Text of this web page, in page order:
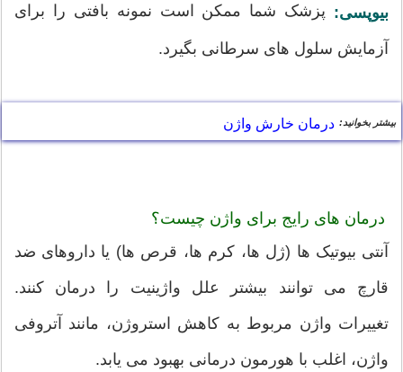
بیوپسی: پزشک شما ممکن است نمونه بافتی را برای
آزمایش سلول های سرطانی بگیرد.
بیشتر بخوانید: درمان خارش واژن
درمان های رایج برای واژن چیست؟
آنتی بیوتیک ها (ژل ها، کرم ها، قرص ها) یا داروهای ضد
قارچ می توانند بیشتر علل واژینیت را درمان کنند.
تغییرات واژن مربوط به کاهش استروژن، مانند آتروفی
واژن، اغلب با هورمون درمانی بهبود می یابد.